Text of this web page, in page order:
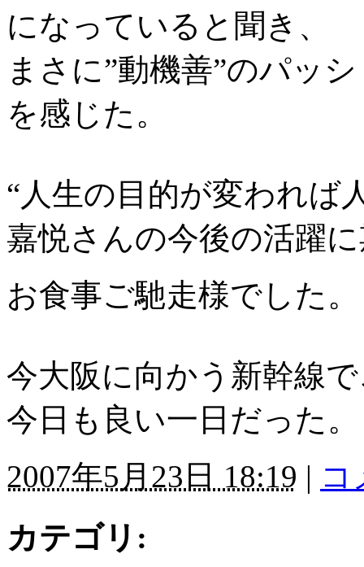
になっていると聞き、
まさに”動機善”のパッ
を感じた。
“人生の目的が変われば
嘉悦さんの今後の活躍
お食事ご馳走様でした。
今大阪に向かう新幹線
今日も良い一日だった。
2007年5月23日 18:19 | コ
カテゴリ :